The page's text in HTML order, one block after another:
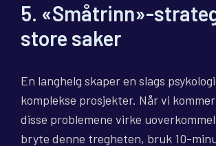
5. «Småtrinn»-
store saker
En langhelg skaper en slags
komplekse prosjekter. Når vi
disse problemene virke
bryte denne tregheten, bruk 10-